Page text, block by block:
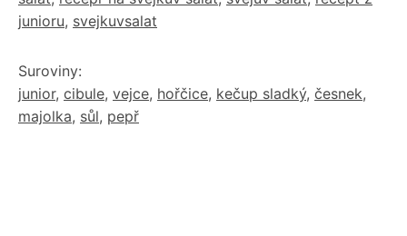
junioru, svejkuvsalat
Suroviny:
junior, cibule, vejce, hořčice, kečup sladký, česnek,
majolka, sůl, pepř